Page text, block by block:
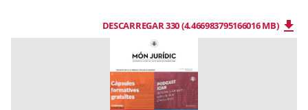
DESCARREGAR 330 (4.466983795166016 MB)